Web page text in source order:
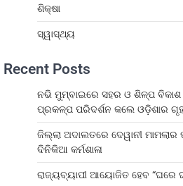
ଶିକ୍ଷା
ସ୍ୱାସ୍ଥ୍ୟ
Recent Posts
ନଭି ମୁମ୍ବାଇରେ ସହର ଓ ଶିଳ୍ପ
ପ୍ରକଳ୍ପ ପରିଦର୍ଶନ କଲେ ଓଡ଼ିଶାର
ଜିଲ୍ଲା ଅଦାଲତରେ ଦେୱାନୀ ମାମଲାର
ଦିନିକିଆ କର୍ମଶାଳା
ରାଜ୍ୟବ୍ୟାପୀ ଆୟୋଜିତ ହେବ “ଘରେ